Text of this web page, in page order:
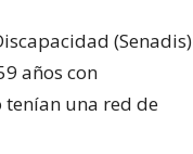
(Senadis)
años con
tenían una red de